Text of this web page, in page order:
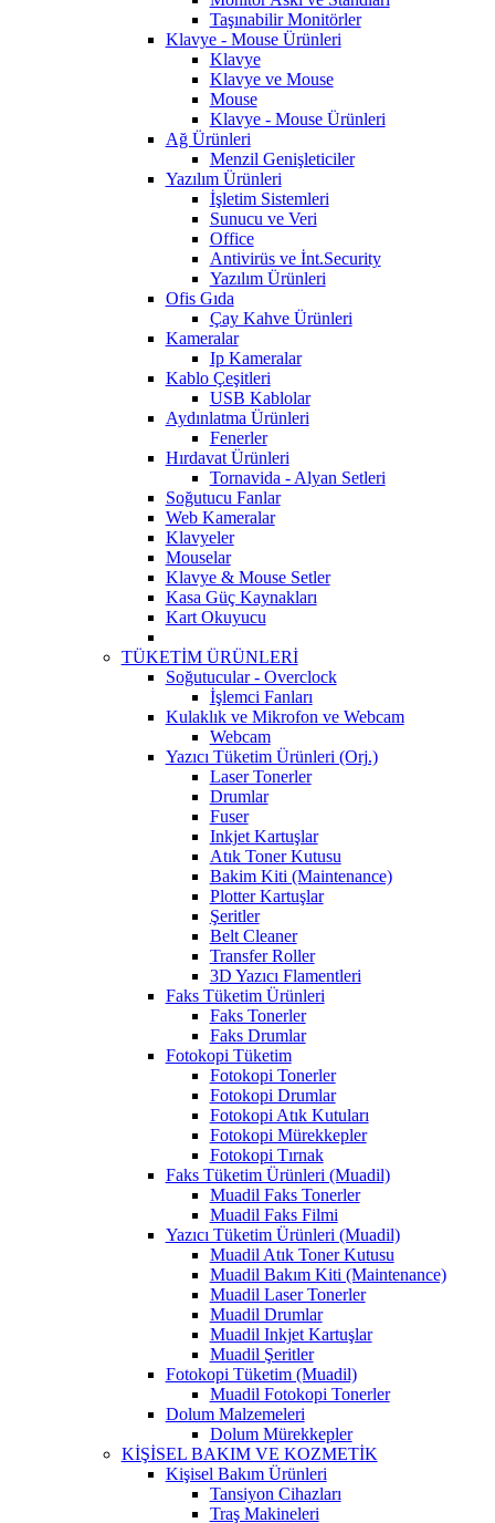
Taşınabilir Monitörler
Klavye - Mouse Ürünleri
Klavye
Klavye ve Mouse
Mouse
Klavye - Mouse Ürünleri
Ağ Ürünleri
Menzil Genişleticiler
Yazılım Ürünleri
İşletim Sistemleri
Sunucu ve Veri
Office
Antivirüs ve İnt.Security
Yazılım Ürünleri
Ofis Gıda
Çay Kahve Ürünleri
Kameralar
Ip Kameralar
Kablo Çeşitleri
USB Kablolar
Aydınlatma Ürünleri
Fenerler
Hırdavat Ürünleri
Tornavida - Alyan Setleri
Soğutucu Fanlar
Web Kameralar
Klavyeler
Mouselar
Klavye & Mouse Setler
Kasa Güç Kaynakları
Kart Okuyucu
TÜKETİM ÜRÜNLERİ
Soğutucular - Overclock
İşlemci Fanları
Kulaklık ve Mikrofon ve Webcam
Webcam
Yazıcı Tüketim Ürünleri (Orj.)
Laser Tonerler
Drumlar
Fuser
Inkjet Kartuşlar
Atık Toner Kutusu
Bakim Kiti (Maintenance)
Plotter Kartuşlar
Şeritler
Belt Cleaner
Transfer Roller
3D Yazıcı Flamentleri
Faks Tüketim Ürünleri
Faks Tonerler
Faks Drumlar
Fotokopi Tüketim
Fotokopi Tonerler
Fotokopi Drumlar
Fotokopi Atık Kutuları
Fotokopi Mürekkepler
Fotokopi Tırnak
Faks Tüketim Ürünleri (Muadil)
Muadil Faks Tonerler
Muadil Faks Filmi
Yazıcı Tüketim Ürünleri (Muadil)
Muadil Atık Toner Kutusu
Muadil Bakım Kiti (Maintenance)
Muadil Laser Tonerler
Muadil Drumlar
Muadil Inkjet Kartuşlar
Muadil Şeritler
Fotokopi Tüketim (Muadil)
Muadil Fotokopi Tonerler
Dolum Malzemeleri
Dolum Mürekkepler
KİŞİSEL BAKIM VE KOZMETİK
Kişisel Bakım Ürünleri
Tansiyon Cihazları
Traş Makineleri